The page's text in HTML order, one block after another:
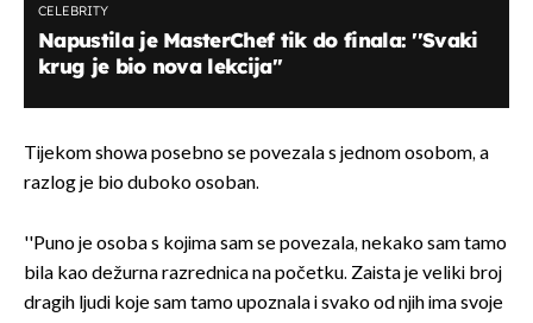
CELEBRITY
Napustila je MasterChef tik do finala: ''Svaki
krug je bio nova lekcija''
Tijekom showa posebno se povezala s jednom osobom, a
razlog je bio duboko osoban.
''Puno je osoba s kojima sam se povezala, nekako sam tamo
bila kao dežurna razrednica na početku. Zaista je veliki broj
dragih ljudi koje sam tamo upoznala i svako od njih ima svoje